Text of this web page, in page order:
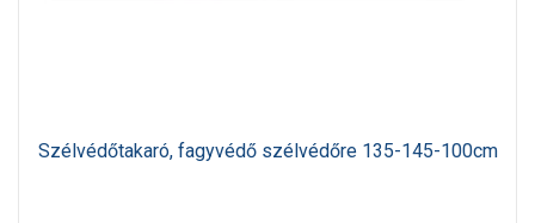
Szélvédőtakaró, fagyvédő szélvédőre 135-145-100cm